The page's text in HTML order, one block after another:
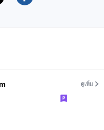
ดูเพิ่ม